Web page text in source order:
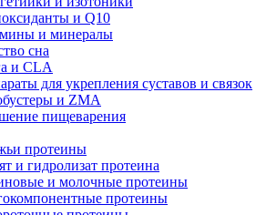
и Q10
и минералы
сна
и CLA
для укрепления суставов и связок
и ZMA
пищеварения
протеины
и гидролизат протеина
и молочные протеины
протеины